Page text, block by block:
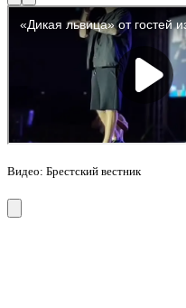
Видео: Брестский вестник